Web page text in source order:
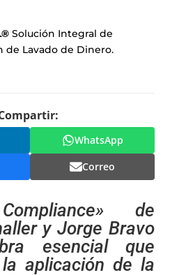
® Solución Integral de
de Lavado de Dinero.
WhatsApp
Correo
de
y Jorge Bravo
esencial que
aplicación de la